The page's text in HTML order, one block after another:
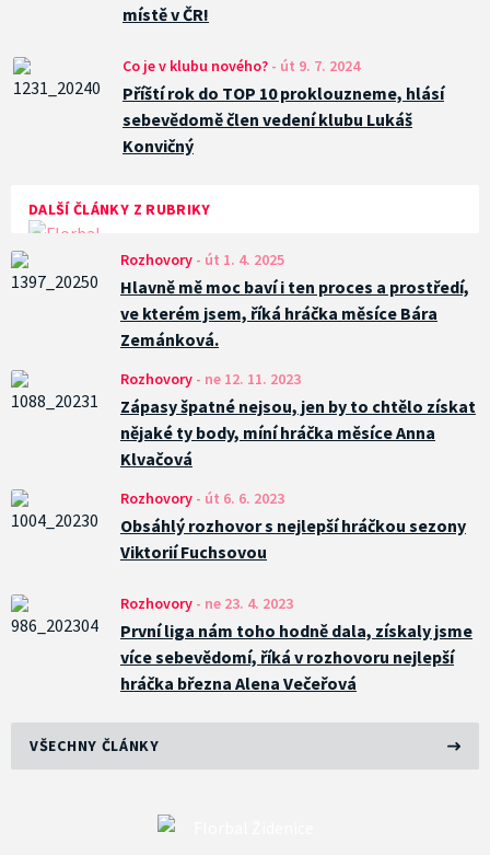
DALŠÍ ČLÁNKY Z RUBRIKY
Rozhovory - út 1. 4. 2025
Hlavně mě moc baví i ten proces a prostředí,
ve kterém jsem, říká hráčka měsíce Bára
Zemánková.
Rozhovory - ne 12. 11. 2023
Zápasy špatné nejsou, jen by to chtělo získat
nějaké ty body, míní hráčka měsíce Anna
Klvačová
Rozhovory - út 6. 6. 2023
Obsáhlý rozhovor s nejlepší hráčkou sezony
Viktorií Fuchsovou
Rozhovory - ne 23. 4. 2023
První liga nám toho hodně dala, získaly jsme
více sebevědomí, říká v rozhovoru nejlepší
hráčka března Alena Večeřová
VŠECHNY ČLÁNKY
místě v ČR!
Co je v klubu nového? - út 9. 7. 2024
Příští rok do TOP 10 proklouzneme, hlásí
sebevědomě člen vedení klubu Lukáš
Konvičný